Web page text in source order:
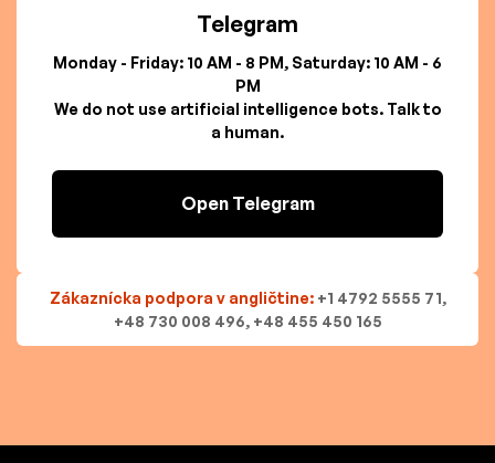
Telegram
Monday - Friday: 10 AM - 8 PM, Saturday: 10 AM - 6
PM
We do not use artificial intelligence bots. Talk to
a human.
Open Telegram
Zákaznícka podpora v angličtine: +1 4792 5555 71,
+48 730 008 496, +48 455 450 165